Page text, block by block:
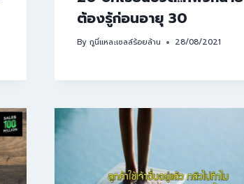
ต้องรู้ก่อนอายุ 30
By กูนี่แหละเซลล์ร้อยล้าน 28/08/2021